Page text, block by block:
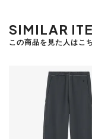
SIMILAR
この商品を見た人はこ